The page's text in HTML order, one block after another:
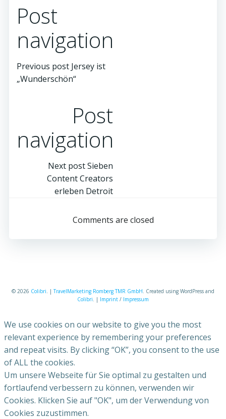
Post
navigation
Previous post Jersey ist
„Wunderschön“
Post
navigation
Next postSieben
Content Creators
erleben Detroit
Comments are closed
© 2026 Colibri . |TravelMarketing Romberg TMR GmbH . Created using WordPress and
Colibri . | Imprint / Impressum
We use cookies on our website to give you the most
relevant experience by remembering your preferences
and repeat visits. By clicking “OK”, you consent to the use
of ALL the cookies.
Um unsere Webseite für Sie optimal zu gestalten und
fortlaufend verbessern zu können, verwenden wir
Cookies. Klicken Sie auf "OK", um der Verwendung von
Cookies zuzustimmen.